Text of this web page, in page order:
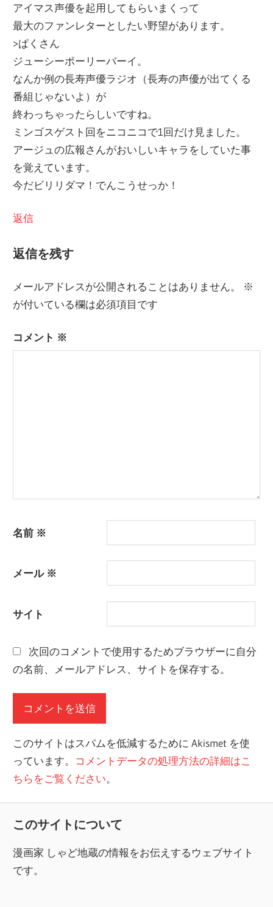
アイマス声優を起用してもらいまくって
最大のファンレターとしたい野望があります。
>ぱくさん
ジューシーポーリーバーイ。
なんか例の長寿声優ラジオ（長寿の声優が出てくる
番組じゃないよ）が
終わっちゃったらしいですね。
ミンゴスゲスト回をニコニコで1回だけ見ました。
アージュの広報さんがおいしいキャラをしていた事
を覚えています。
今だビリリダマ！でんこうせっか！
返信
返信を残す
メールアドレスが公開されることはありません。
※
が付いている欄は必須項目です
コメント ※
名前 ※
メール ※
サイト
次回のコメントで使用するためブラウザーに自分
の名前、メールアドレス、サイトを保存する。
このサイトはスパムを低減するために Akismet を使
っています。 コメントデータの処理方法の詳細はこ
ちらをご覧ください。
このサイトについて
漫画家 しゃど地蔵の情報をお伝えするウェブサイト
です。